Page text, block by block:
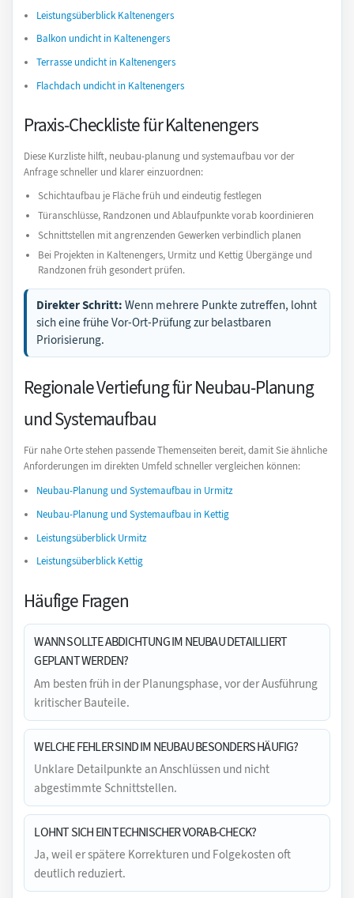
Leistungsüberblick Kaltenengers
Balkon undicht in Kaltenengers
Terrasse undicht in Kaltenengers
Flachdach undicht in Kaltenengers
Praxis-Checkliste für Kaltenengers
Diese Kurzliste hilft, neubau-planung und systemaufbau vor der
Anfrage schneller und klarer einzuordnen:
Schichtaufbau je Fläche früh und eindeutig festlegen
Türanschlüsse, Randzonen und Ablaufpunkte vorab koordinieren
Schnittstellen mit angrenzenden Gewerken verbindlich planen
Bei Projekten in Kaltenengers, Urmitz und Kettig Übergänge und
Randzonen früh gesondert prüfen.
Direkter Schritt: Wenn mehrere Punkte zutreffen, lohnt
sich eine frühe Vor-Ort-Prüfung zur belastbaren
Priorisierung.
Regionale Vertiefung für Neubau-Planung
und Systemaufbau
Für nahe Orte stehen passende Themenseiten bereit, damit Sie ähnliche
Anforderungen im direkten Umfeld schneller vergleichen können:
Neubau-Planung und Systemaufbau in Urmitz
Neubau-Planung und Systemaufbau in Kettig
Leistungsüberblick Urmitz
Leistungsüberblick Kettig
Häufige Fragen
WANN SOLLTE ABDICHTUNG IM NEUBAU DETAILLIERT
GEPLANT WERDEN?
Am besten früh in der Planungsphase, vor der Ausführung
kritischer Bauteile.
WELCHE FEHLER SIND IM NEUBAU BESONDERS HÄUFIG?
Unklare Detailpunkte an Anschlüssen und nicht
abgestimmte Schnittstellen.
LOHNT SICH EIN TECHNISCHER VORAB-CHECK?
Ja, weil er spätere Korrekturen und Folgekosten oft
deutlich reduziert.